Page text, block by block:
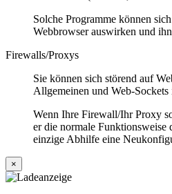
Solche Programme können
Webbrowser auswirken und
Firewalls/Proxys
Sie können sich störend auf
Allgemeinen und Web-
Wenn Ihre Firewall/Ihr Proxy
er die normale Funktionsweise
einzige Abhilfe eine
×